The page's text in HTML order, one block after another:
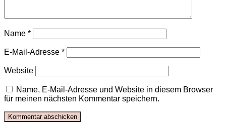
Name *
E-Mail-Adresse *
Website
Name, E-Mail-Adresse und Website in diesem Browser
für meinen nächsten Kommentar speichern.